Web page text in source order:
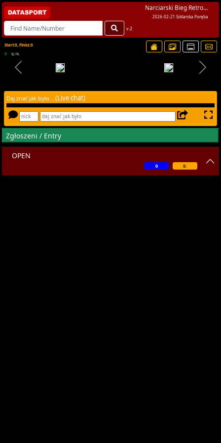
Narciarski Bieg Retro...
2026-02-21 Szklarska Poręba
v.2
Start:0, Finisz:0
0
SL:1%
Daj znać jak było... (Live chat)
Zgłoszeni / Entry
OPEN
S:
0